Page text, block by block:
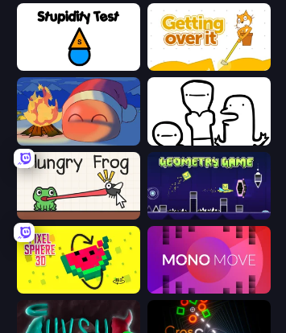
Stupidity Test Getting Over It
FireBlob Winter I Don't Even Know
Hungry Frog Geometry Game
Pixel Sphere 3D Mono Move